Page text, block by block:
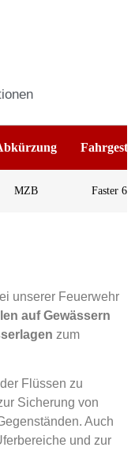
MZB Faster
unserer Feuerwehr
auf Gewässern
zum
Flüssen zu
Sicherung von
Auch
und zur